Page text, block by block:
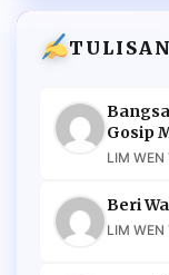
Gosip
LIM WEN
Beri
LIM WEN